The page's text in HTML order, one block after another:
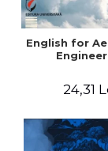
English for
24,31